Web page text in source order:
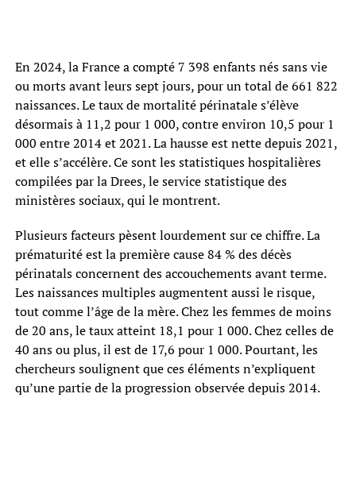
En 2024, la France a compté 7 398 enfants nés sans vie
ou morts avant leurs sept jours, pour un total de 661 822
naissances. Le taux de mortalité périnatale s’élève
désormais à 11,2 pour 1 000, contre environ 10,5 pour 1
000 entre 2014 et 2021. La hausse est nette depuis 2021,
et elle s’accélère. Ce sont les statistiques hospitalières
compilées par la Drees, le service statistique des
ministères sociaux, qui le montrent.
Plusieurs facteurs pèsent lourdement sur ce chiffre. La
prématurité est la première cause 84 % des décès
périnatals concernent des accouchements avant terme.
Les naissances multiples augmentent aussi le risque,
tout comme l’âge de la mère. Chez les femmes de moins
de 20 ans, le taux atteint 18,1 pour 1 000. Chez celles de
40 ans ou plus, il est de 17,6 pour 1 000. Pourtant, les
chercheurs soulignent que ces éléments n’expliquent
qu’une partie de la progression observée depuis 2014.